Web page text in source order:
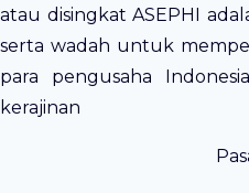
atau disingkat ASEPHI
serta wadah untuk
para pengusaha
kerajinan